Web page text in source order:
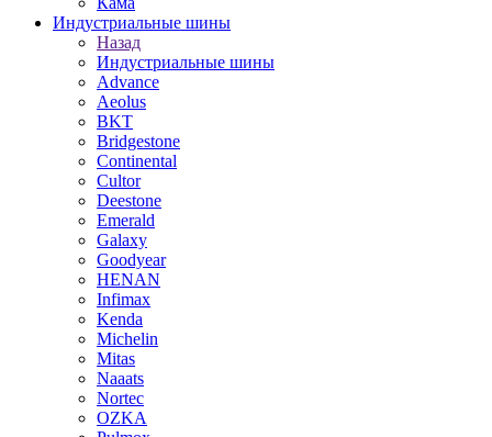
Индустриальные шины
Назад
Индустриальные шины
Advance
Aeolus
BKT
Bridgestone
Continental
Cultor
Deestone
Emerald
Galaxy
Goodyear
HENAN
Infimax
Kenda
Michelin
Mitas
Naaats
Nortec
OZKA